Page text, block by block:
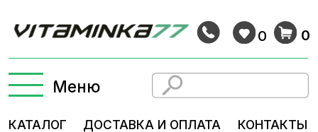
ДОСТАВКА И ОПЛАТА
КАТАЛОГ
0
КОНТАКТЫ
Меню
0